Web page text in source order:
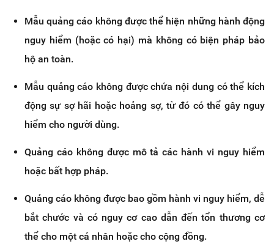
Mẫu quảng cáo không được thể hiện những hành động
nguy hiểm (hoặc có hại) mà không có biện pháp bảo
hộ an toàn.
Mẫu quảng cáo không được chứa nội dung có thể kích
động sự sợ hãi hoặc hoảng sợ, từ đó có thể gây nguy
hiểm cho người dùng.
Quảng cáo không được mô tả các hành vi nguy hiểm
hoặc bất hợp pháp.
Quảng cáo không được bao gồm hành vi nguy hiểm, dễ
bắt chước và có nguy cơ cao dẫn đến tổn thương cơ
thể cho một cá nhân hoặc cho cộng đồng.